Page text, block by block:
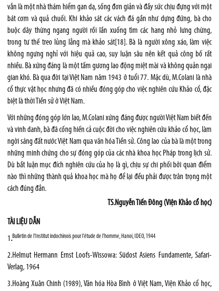
vẫn là một nhà thám hiểm gan dạ, sống đơn giản và đầy sức chịu đựng với một
bát cơm và quả chuối. Khi khảo sát các vách đá gần như dựng đứng, bà cho
buộc dây thừng ngang người rồi lần xuống tìm các hang nhỏ lưng chừng,
trong tư thế treo lủng lẳng mà khảo sát[18] . Bà là người xông xáo, làm việc
không ngưng nghỉ với hiệu quả cao, suy luận sâu nên kết quả công bố rất
nhiều. Bà xứng đáng là một tấm gương lao động miệt mài và không quản ngại
gian khó. Bà qua đời tại Việt Nam năm 1943 ở tuổi 77. Mặc dù, M.Colani là nhà
cổ thực vật học nhưng đã có nhiều đóng góp cho việc nghiên cứu Khảo cổ, đặc
biệt là thời Tiền sử ở Việt Nam.
Với những đóng góp lớn lao, M.Colani xứng đáng được người Việt Nam biết đến
và vinh danh, bà đã cống hiến cả cuộc đời cho việc nghiên cứu khảo cổ học, làm
ngời sáng đất nước Việt Nam qua văn hóa Tiền sử. Công lao của bà là một trong
những minh chứng cho sự đóng góp của các nhà khoa học Pháp trong lịch sử.
Dù bất luận mục đích nghiên cứu của họ là gì, chịu sự chi phối bởi quan điểm
nào thì những thành quả khoa học mà họ để lại đều phải được trân trọng một
cách đúng đắn.
TS.Nguyễn Tiến Đông (Viện Khảo cổ học)
TÀI LIỆU DẪN
1 .Bulletin de l'Institut indochinois pour l'étude de l'homme, Hanoi, IDEO, 1944
2.Helmut Hermann Ernst Loofs-Wissowa:Südost Asiens Fundamente, Safari-
Verlag, 1964
3.Hoàng Xuân Chinh (1989), Văn hóa Hòa Bình ở Việt Nam, Viện Khảo cổ học,